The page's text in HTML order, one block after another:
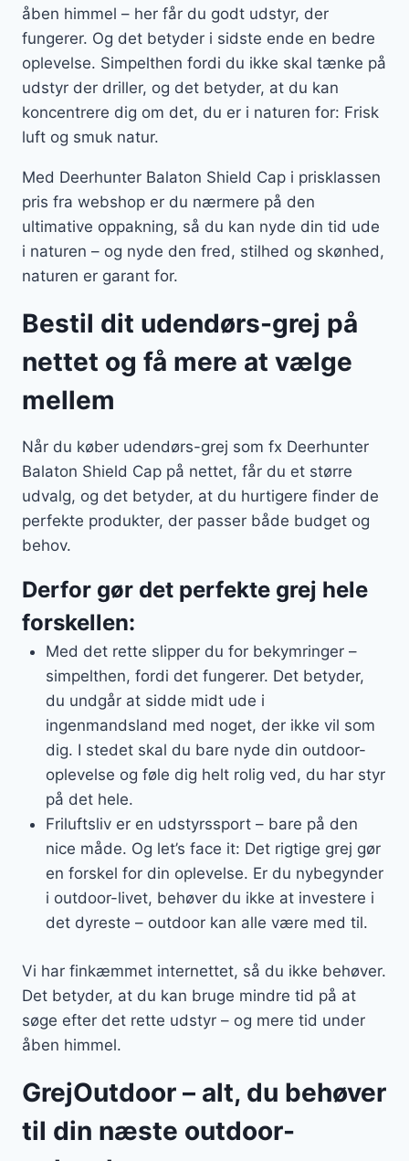
åben himmel – her får du godt udstyr, der
fungerer. Og det betyder i sidste ende en bedre
oplevelse. Simpelthen fordi du ikke skal tænke på
udstyr der driller, og det betyder, at du kan
koncentrere dig om det, du er i naturen for: Frisk
luft og smuk natur.
Med Deerhunter Balaton Shield Cap i prisklassen
pris fra webshop er du nærmere på den
ultimative oppakning, så du kan nyde din tid ude
i naturen – og nyde den fred, stilhed og skønhed,
naturen er garant for.
Bestil dit udendørs-grej på
nettet og få mere at vælge
mellem
Når du køber udendørs-grej som fx Deerhunter
Balaton Shield Cap på nettet, får du et større
udvalg, og det betyder, at du hurtigere finder de
perfekte produkter, der passer både budget og
behov.
Derfor gør det perfekte grej hele
forskellen:
Med det rette slipper du for bekymringer –
simpelthen, fordi det fungerer. Det betyder,
du undgår at sidde midt ude i
ingenmandsland med noget, der ikke vil som
dig. I stedet skal du bare nyde din outdoor-
oplevelse og føle dig helt rolig ved, du har styr
på det hele.
Friluftsliv er en udstyrssport – bare på den
nice måde. Og let’s face it: Det rigtige grej gør
en forskel for din oplevelse. Er du nybegynder
i outdoor-livet, behøver du ikke at investere i
det dyreste – outdoor kan alle være med til.
Vi har finkæmmet internettet, så du ikke behøver.
Det betyder, at du kan bruge mindre tid på at
søge efter det rette udstyr – og mere tid under
åben himmel.
GrejOutdoor – alt, du behøver
til din næste outdoor-